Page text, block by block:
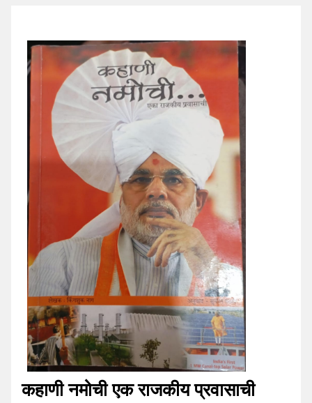
कहाणी नमोची एक राजकीय प्रवासाची